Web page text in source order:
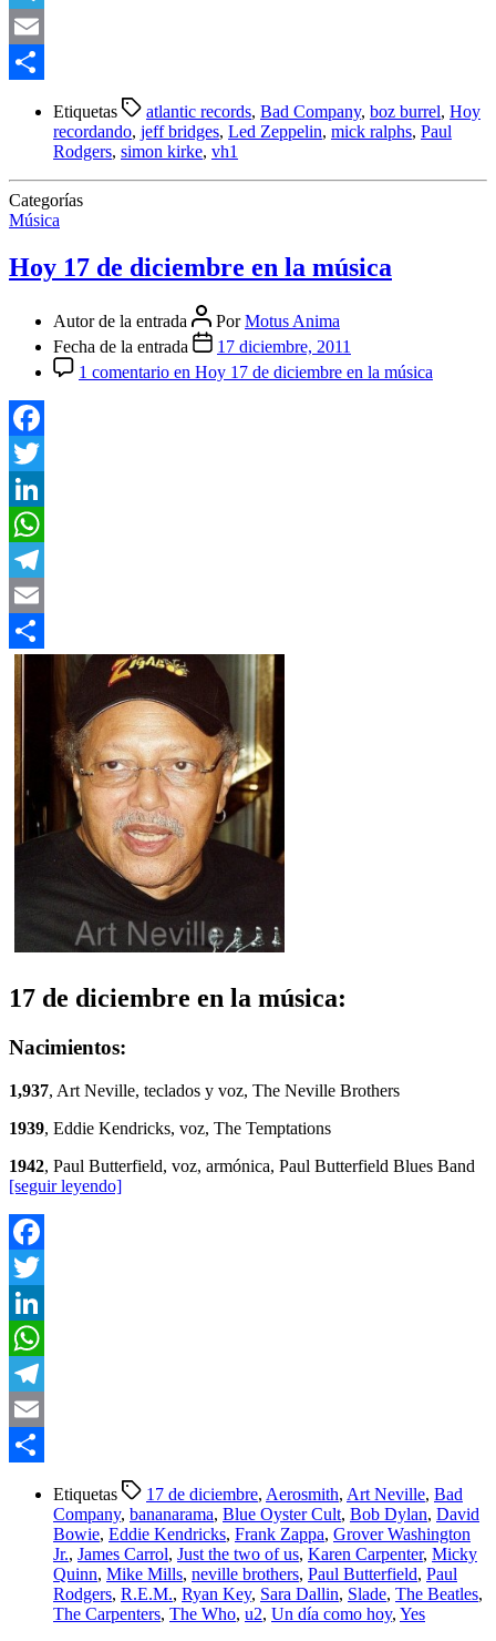
Telegram
Email
Etiquetas atlantic records, Bad Company, boz burrel, Hoy
recordando, jeff bridges, Led Zeppelin, mick ralphs, Paul
Rodgers, simon kirke, vh1
Categorías
Música
Hoy 17 de diciembre en la música
Autor de la entrada PorMotus Anima
Fecha de la entrada
17 diciembre, 2011
1 comentario en Hoy 17 de diciembre en la música
Facebook
Twitter
LinkedIn
WhatsApp
Telegram
Email
Compartir
17 de diciembre en la música:
Nacimientos:
1,937, Art Neville, teclados y voz, The Neville Brothers
1939, Eddie Kendricks, voz, The Temptations
1942, Paul Butterfield, voz, armónica, Paul Butterfield Blues Band
[seguir leyendo]
Facebook
Twitter
LinkedIn
WhatsApp
Telegram
Email
Etiquetas 17 de diciembre, Aerosmith, Art Neville, Bad
Company, bananarama, Blue Oyster Cult, Bob Dylan, David
Bowie, Eddie Kendricks, Frank Zappa, Grover Washington
Jr., James Carrol, Just the two of us, Karen Carpenter, Micky
Quinn, Mike Mills, neville brothers, Paul Butterfield, Paul
Rodgers, R.E.M., Ryan Key, Sara Dallin, Slade, The Beatles,
The Carpenters, The Who, u2, Un día como hoy, Yes